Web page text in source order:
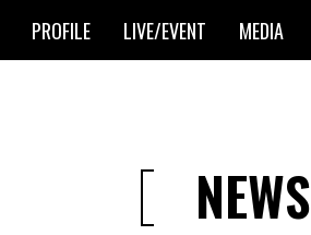
PROFILE LIVE/EVENT MEDIA
NEWS